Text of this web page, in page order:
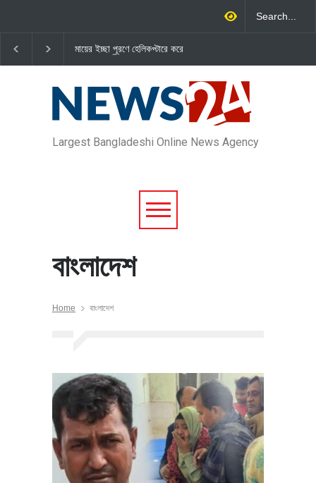
মায়ের ইচ্ছা পূরণে হেলিকপ্টারে করে
নরসিংদীতে ব্যবসায়ীকে গুলি করে হত্যা
Largest Bangladeshi Online News Agency
বাংলাদেশ
Home বাংলাদেশ